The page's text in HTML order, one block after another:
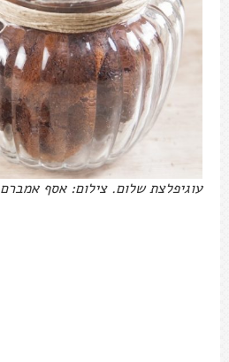
עוגיפלצת שלום. צילום: אסף אמברם